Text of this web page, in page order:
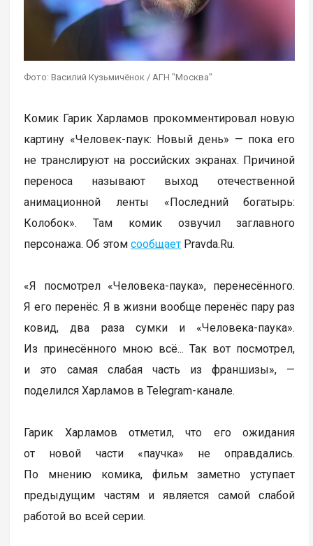
Фото: Василий Кузьмичёнок / АГН "Москва"
Комик Гарик Харламов прокомментировал новую
картину «Человек-паук: Новый день» — пока его
не транслируют на российских экранах. Причиной
переноса называют выход отечественной
анимационной ленты «Последний богатырь:
Колобок». Там комик озвучил заглавного
персонажа. Об этомсообщает Pravda.Ru.
«Я посмотрел «Человека-паука», перенесённого.
Я его перенёс. Я в жизни вообще перенёс пару раз
ковид, два раза сумки и «Человека-паука».
Из принесённого мною всё... Так вот посмотрел,
и это самая слабая часть из франшизы», —
поделился Харламов в Telegram-канале.
Гарик Харламов отметил, что его ожидания
от новой части «паучка» не оправдались.
По мнению комика, фильм заметно уступает
предыдущим частям и является самой слабой
работой во всей серии.